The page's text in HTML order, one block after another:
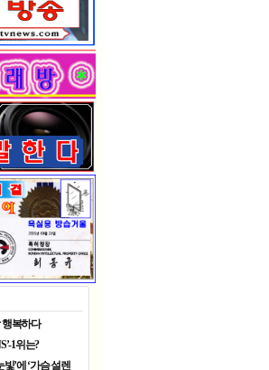
예술단체 ..
행복하다
1위는?
’에 ‘가슴 설렌